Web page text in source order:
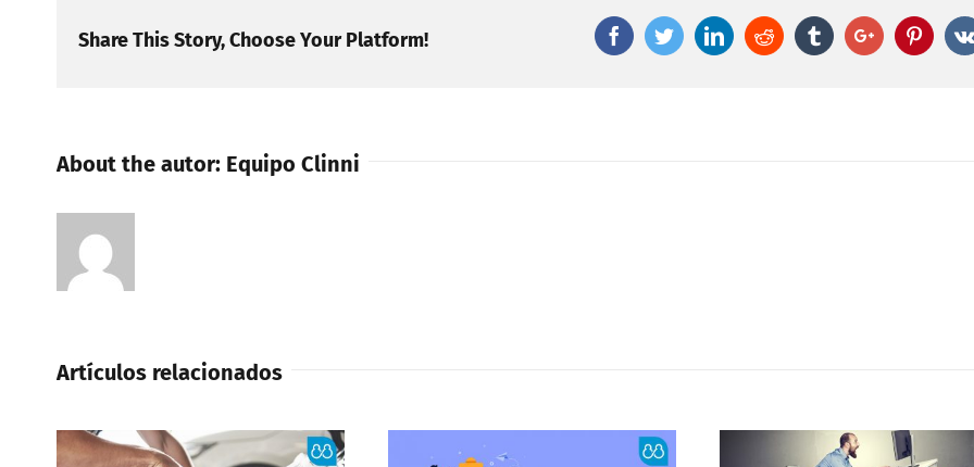
Share This Story, Choose Your Platform! FacebookTwitterLinkedinReddit TumblrGoogle+
About the autor: Equipo Clinni
Artículos relacionados